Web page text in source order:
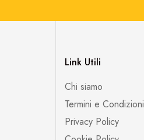
Link Utili
Chi siamo
Termini e Condizioni
Privacy Policy